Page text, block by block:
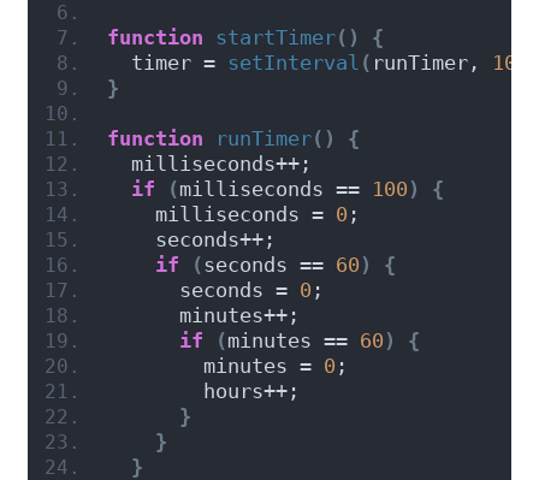
function startTimer( )
{
  timer =
setInterval ( runTimer, 10
}
function runTimer( )
{
  milliseconds++;
if
(milliseconds == 100 )
{
    milliseconds =
0 ;
    seconds++;
if
(seconds == 60 )
{
      seconds =
0 ;
      minutes++;
if
(minutes == 60 )
{
        minutes =
0 ;
        hours++;
}
}
}